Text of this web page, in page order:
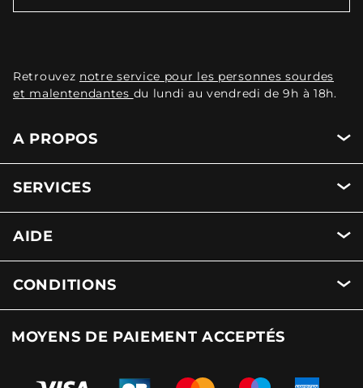
Retrouvez notre service pour les personnes sourdes
et malentendantes du lundi au vendredi de 9h à 18h.
A PROPOS
SERVICES
AIDE
CONDITIONS
MOYENS DE PAIEMENT ACCEPTÉS